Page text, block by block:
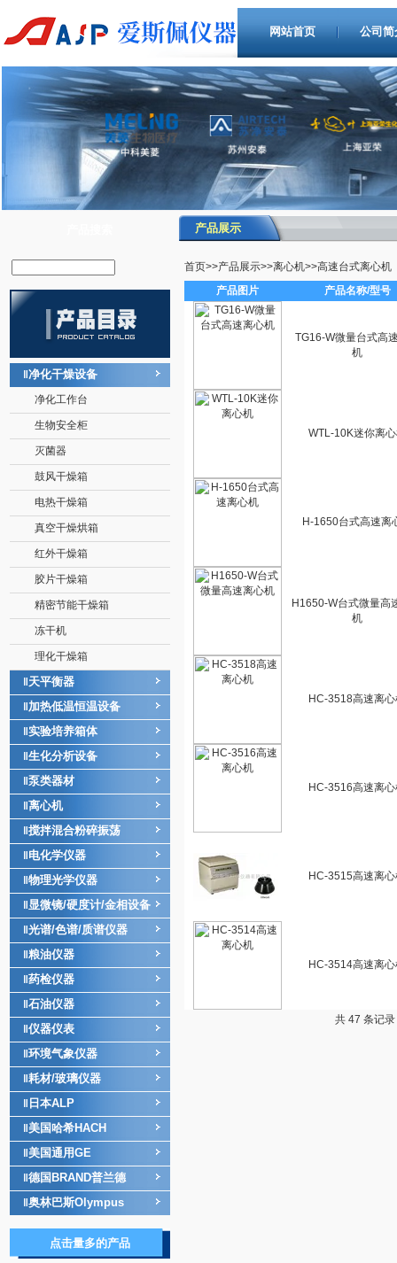
网站首页 公司简
净化干燥设备
净化工作台
生物安全柜
灭菌器
鼓风干燥箱
电热干燥箱
真空干燥烘箱
红外干燥箱
胶片干燥箱
精密节能干燥箱
冻干机
理化干燥箱
天平衡器
加热低温恒温设备
实验培养箱体
生化分析设备
泵类器材
离心机
搅拌混合粉碎振荡
电化学仪器
物理光学仪器
显微镜/硬度计/金相设备
光谱/色谱/质谱仪器
粮油仪器
药检仪器
石油仪器
仪器仪表
环境气象仪器
耗材/玻璃仪器
日本ALP
美国哈希HACH
美国通用GE
德国BRAND普兰德
奥林巴斯Olympus
点击量多的产品
产品展示
首页>>产品展示>>离心机>>高速台式离心机
产品图片
产品名称/型号
TG16-W微量台式高
机
WTL-10K迷你离
H-1650台式高速离
H1650-W台式微量高
机
HC-3518高速离
HC-3516高速离
HC-3515高速离
HC-3514高速离
共 47 条记